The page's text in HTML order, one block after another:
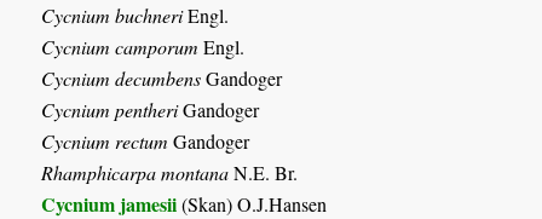
Cycnium buchneriEngl.
Cycnium camporum Engl.
Cycnium decumbensGandoger
Cycnium pentheriGandoger
Cycnium rectum Gandoger
Rhamphicarpa montanaN.E. Br.
Cycnium jamesii(Skan) O.J.Hansen